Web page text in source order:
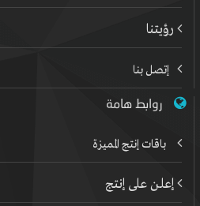
رؤيتنا
إتصل بنا
روابط هامة
باقات إنتج المميزة
إعلن على إنتج